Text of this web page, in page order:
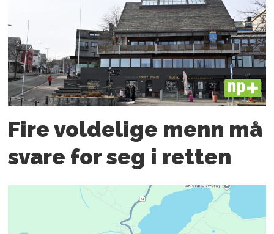
PLUS
Fire voldelige menn må
svare for seg i retten